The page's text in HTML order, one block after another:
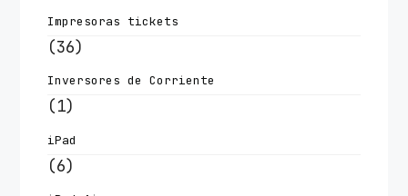
Impresoras tickets
(36)
Inversores de Corriente
(1)
iPad
(6)